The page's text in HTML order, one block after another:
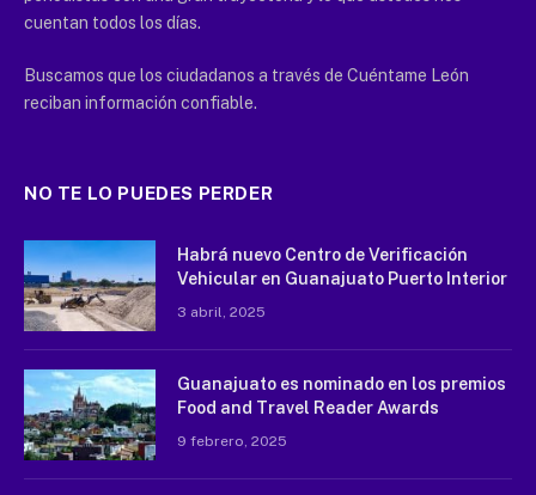
cuentan todos los días.
Buscamos que los ciudadanos a través de Cuéntame León
reciban información confiable.
NO TE LO PUEDES PERDER
Habrá nuevo Centro de Verificación
Vehicular en Guanajuato Puerto Interior
3 abril, 2025
Guanajuato es nominado en los premios
Food and Travel Reader Awards
9 febrero, 2025